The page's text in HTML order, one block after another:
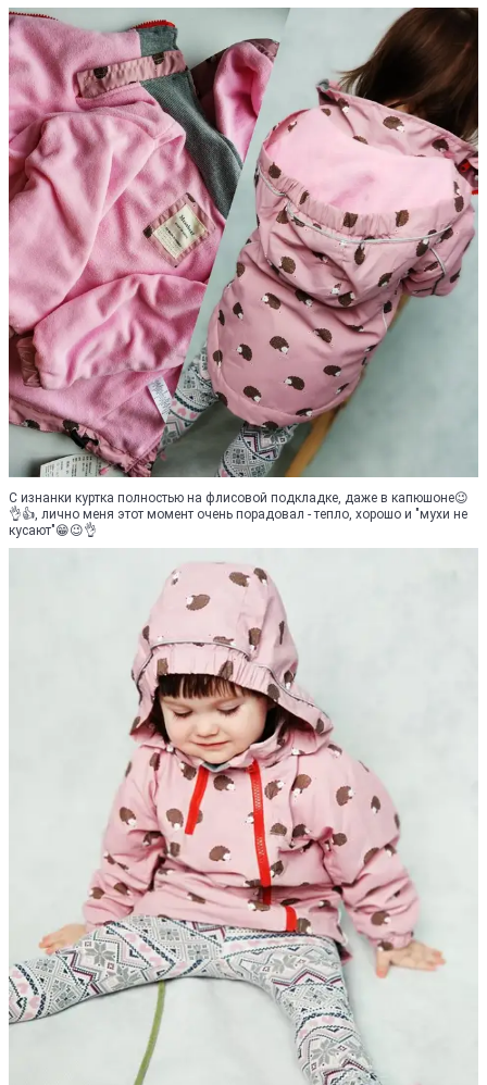
С изнанки куртка полностью на флисовой подкладке, даже в капюшоне😉
👌👍, лично меня этот момент очень порадовал - тепло, хорошо и "мухи не
кусают"😁😉👌